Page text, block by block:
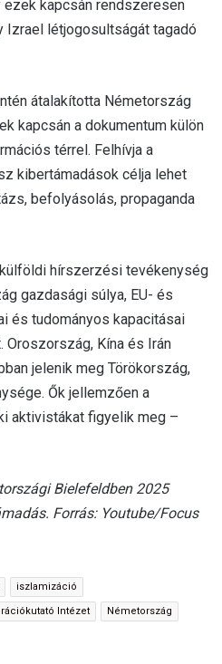
ezek kapcsán rendszeresen
Izrael létjogosultságát tagadó
átalakította Németország
kapcsán a dokumentum külön
térrel. Felhívja a
kibertámadások célja lehet
befolyásolás, propaganda
hírszerzési tevé­kenység
gazdasági súlya, EU- és
és tudo­mányos kapacitásai
Kína és Irán
jelenik meg Törökország,
Ők jellemzően a
aktivistákat figyelik meg –
Bielefeldben 2025
Forrás: Youtube/Focus
iszlamizáció
Intézet Németország